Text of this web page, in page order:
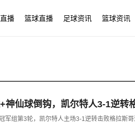
播 篮球直播 足球资讯 篮球资讯
神仙球倒钩，凯尔特人3-1逆转
军组第3轮，凯尔特人主场3-1逆转击败格拉斯